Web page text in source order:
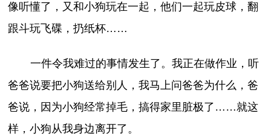
像听懂了，又和小狗玩在一起，他们一起玩皮球，翻
跟斗玩飞碟，扔纸杯……
一件令我难过的事情发生了。我正在做作业，听
爸爸说要把小狗送给别人，我马上问爸爸为什么，爸
爸说，因为小狗经常掉毛，搞得家里脏极了……就这
样，小狗从我身边离开了。